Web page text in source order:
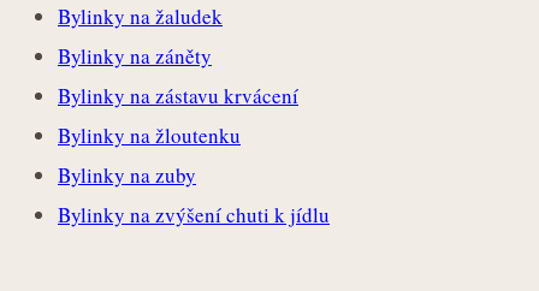
Bylinky na žaludek
Bylinky na záněty
Bylinky na zástavu krvácení
Bylinky na žloutenku
Bylinky na zuby
Bylinky na zvýšení chuti k jídlu